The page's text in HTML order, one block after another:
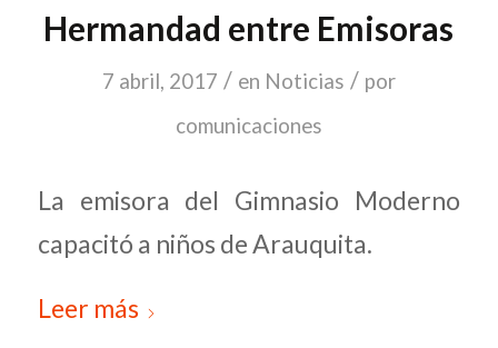
Hermandad entre Emisoras
7 abril, 2017 / en Noticias / por
comunicaciones
La emisora del Gimnasio Moderno
capacitó a niños de Arauquita.
Leer más